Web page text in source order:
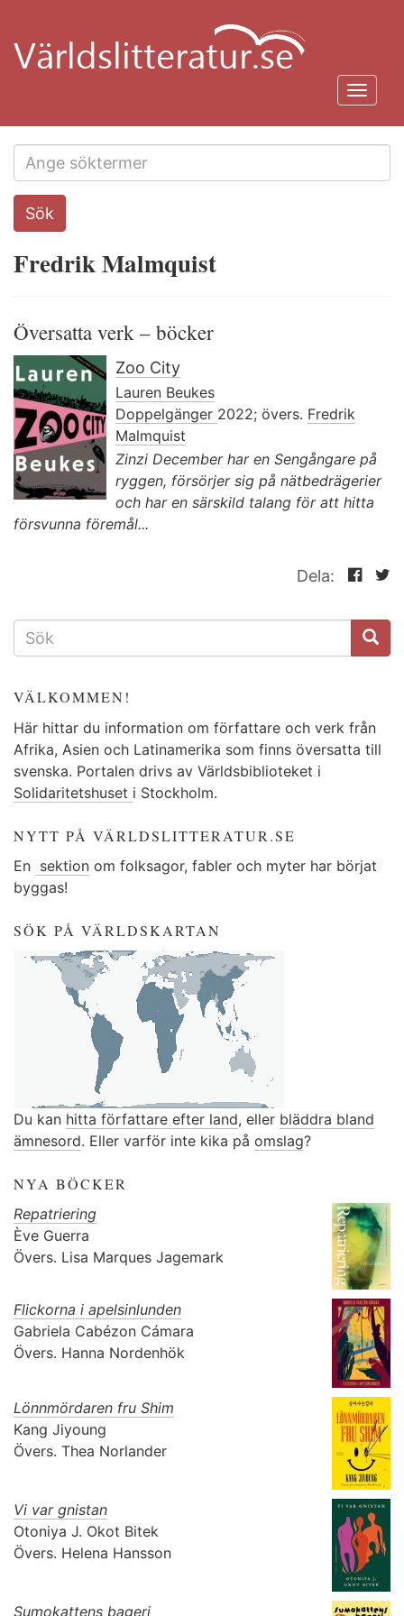
huvudinnehåll
Search
this
Sök
Fredrik Malmquist
Översatta verk – böcker
Zoo City
Lauren Beukes
Doppelgänger 2022; övers. Fredrik
Malmquist
Zinzi December har en Sengångare på
ryggen, försörjer sig på nätbedrägerier
och har en särskild talang för att hitta
försvunna föremål...
Dela:
SÖKFORMULÄR
VÄLKOMMEN!
Här hittar du information om författare och verk från
Afrika, Asien och Latinamerika som finns översatta till
svenska. Portalen drivs av Världsbiblioteket i
Solidaritetshuset i Stockholm.
NYTT PÅ VÄRLDSLITTERATUR.SE
En sektion om folksagor, fabler och myter har börjat
byggas!
SÖK PÅ VÄRLDSKARTAN
Du kan hitta författare efter land, eller bläddra bland
ämnesord. Eller varför inte kika på omslag?
NYA BÖCKER
Repatriering
Ève Guerra
Övers. Lisa Marques Jagemark
Flickorna i apelsinlunden
Gabriela Cabézon Cámara
Övers. Hanna Nordenhök
Lönnmördaren fru Shim
Kang Jiyoung
Övers. Thea Norlander
Vi var gnistan
Otoniya J. Okot Bitek
Övers. Helena Hansson
Sumokattens bageri